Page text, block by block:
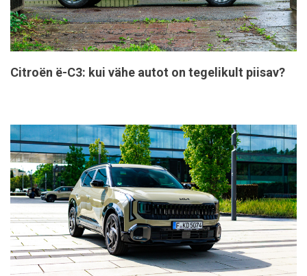
Citroën ë-C3: kui vähe autot on tegelikult piisav?